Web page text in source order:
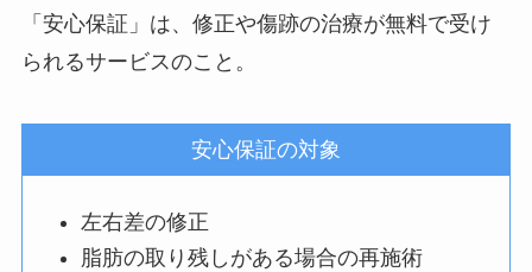
「安心保証」は、修正や傷跡の治療が無料で受け
られるサービスのこと。
安心保証の対象
左右差の修正
脂肪の取り残しがある場合の再施術